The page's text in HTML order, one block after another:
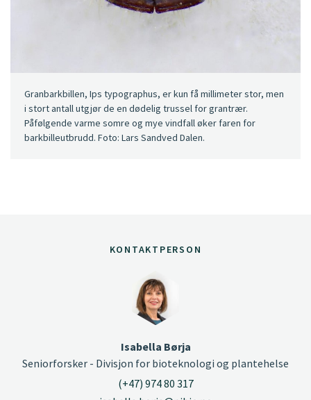
Granbarkbillen, Ips typographus, er kun få millimeter stor, men
i stort antall utgjør de en dødelig trussel for grantrær.
Påfølgende varme somre og mye vindfall øker faren for
barkbilleutbrudd. Foto: Lars Sandved Dalen.
KONTAKTPERSON
Isabella Børja
Seniorforsker - Divisjon for bioteknologi og plantehelse
(+47) 974 80 317